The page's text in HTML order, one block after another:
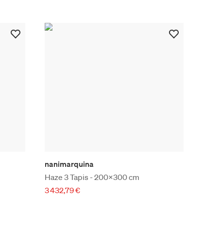
nanimarquina
Haze 3 Tapis - 200x300 cm
3 432,79 €